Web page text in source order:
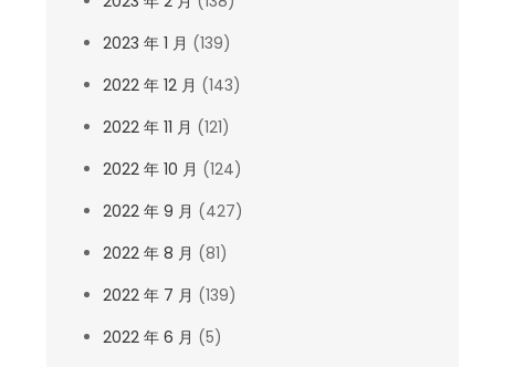
2023 年 1 月 (139)
2022 年 12 月 (143)
2022 年 11 月 (121)
2022 年 10 月 (124)
2022 年 9 月 (427)
2022 年 8 月 (81)
2022 年 7 月 (139)
2022 年 6 月 (5)